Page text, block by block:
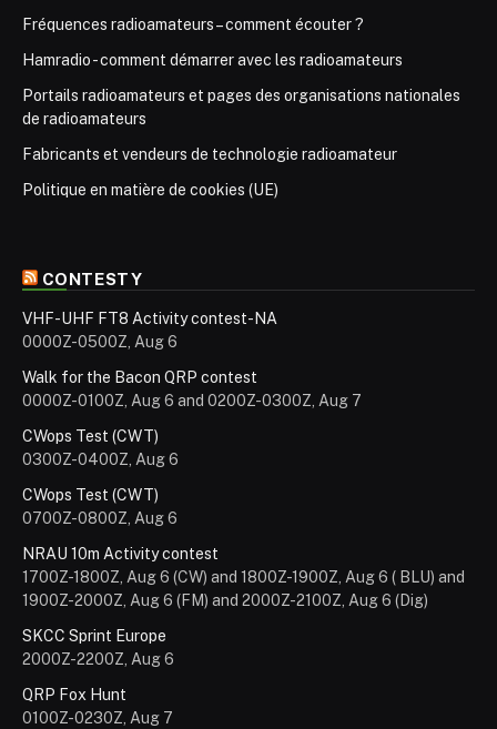
Fréquences radioamateurs – comment écouter ?
Hamradio - comment démarrer avec les radioamateurs
Portails radioamateurs et pages des organisations nationales
de radioamateurs
Fabricants et vendeurs de technologie radioamateur
Politique en matière de cookies (UE)
CONTESTY
VHF-UHF FT8 Activity contest-NA
0000Z-0500Z, Aug 6
Walk for the Bacon QRP contest
0000Z-0100Z, Aug 6 and 0200Z-0300Z, Aug 7
CWops Test (CWT)
0300Z-0400Z, Aug 6
CWops Test (CWT)
0700Z-0800Z, Aug 6
NRAU 10m Activity contest
1700Z-1800Z, Aug 6 (CW) and 1800Z-1900Z, Aug 6 ( BLU) and
1900Z-2000Z, Aug 6 (FM) and 2000Z-2100Z, Aug 6 (Dig)
SKCC Sprint Europe
2000Z-2200Z, Aug 6
QRP Fox Hunt
0100Z-0230Z, Aug 7